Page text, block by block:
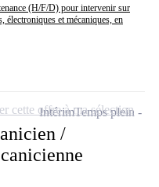
(H/F/D) pour intervenir sur
électroniques et mécaniques, en
/
IntérimTemps plein
cette offre à ma sélection